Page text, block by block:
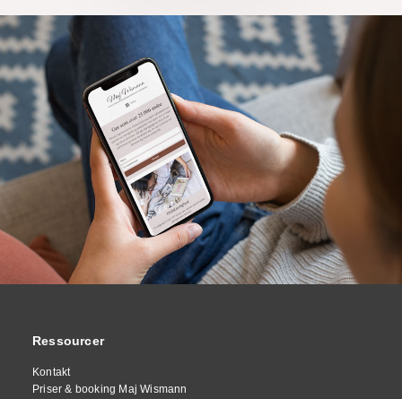
Ressourcer
Kontakt
Priser & booking Maj Wismann